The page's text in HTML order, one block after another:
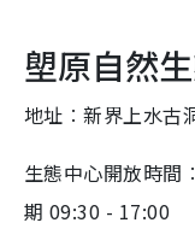
塱原自然
地址︰新界上水古
生態中心開放時間
期 09:30 - 17:00